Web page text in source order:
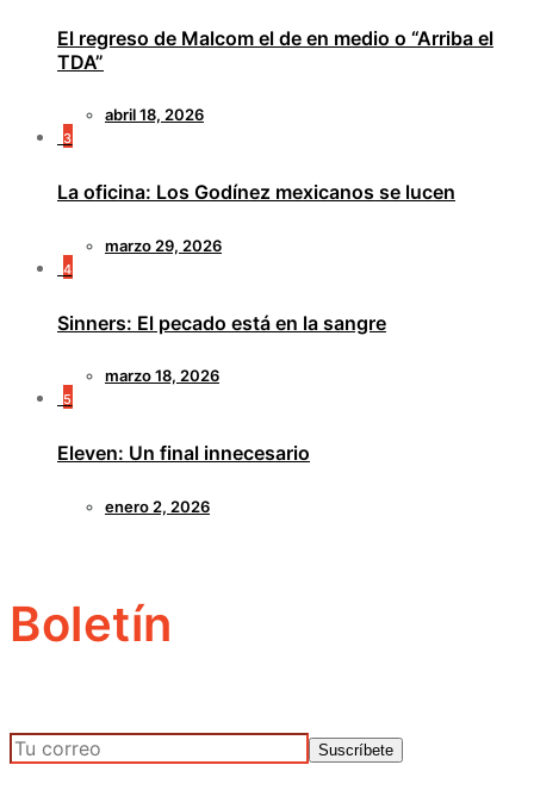
El regreso de Malcom el de en medio o “Arriba el
TDA”
abril 18, 2026
3
La oficina: Los Godínez mexicanos se lucen
marzo 29, 2026
4
Sinners: El pecado está en la sangre
marzo 18, 2026
5
Eleven: Un final innecesario
enero 2, 2026
Boletín